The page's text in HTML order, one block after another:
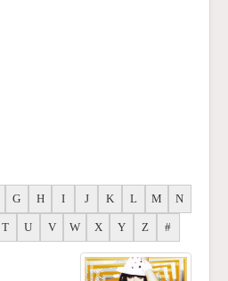
G H I J K L M N
T U V W X Y Z #